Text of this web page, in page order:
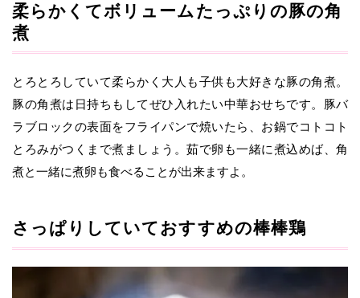
柔らかくてボリュームたっぷりの豚の角
煮
とろとろしていて柔らかく大人も子供も大好きな豚の角煮。
豚の角煮は日持ちもしてぜひ入れたい中華おせちです。豚バ
ラブロックの表面をフライパンで焼いたら、お鍋でコトコト
とろみがつくまで煮ましょう。茹で卵も一緒に煮込めば、角
煮と一緒に煮卵も食べることが出来ますよ。
さっぱりしていておすすめの棒棒鶏